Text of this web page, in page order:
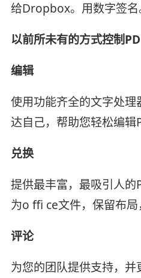
给Dropbox。用数字签名
以前所未有的方式控制
编辑
使用功能齐全的文字处
达自己，帮助您轻松编辑
兑换
提供最丰富，最吸引人的
为o ffi ce文件，保留布局
评论
为您的团队提供支持，